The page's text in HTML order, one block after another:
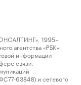
1995–
агентства «РБК»
информации
связи,
63848) и сетевого